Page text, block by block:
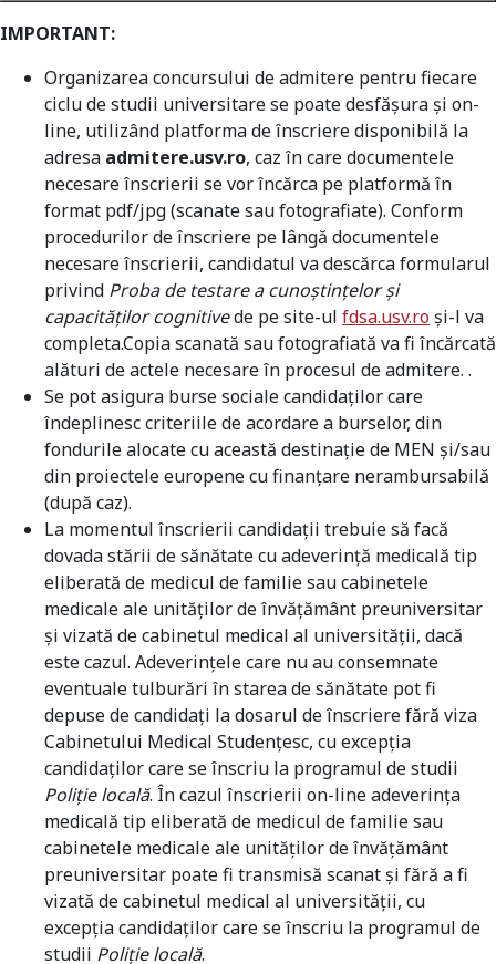
IMPORTANT:
Organizarea concursului de admitere pentru fiecare
ciclu de studii universitare se poate desfășura și on-
line, utilizând platforma de înscriere disponibilă la
adresa admitere.usv.ro, caz în care documentele
necesare înscrierii se vor încărca pe platformă în
format pdf/jpg (scanate sau fotografiate). Conform
procedurilor de înscriere pe lângă documentele
necesare înscrierii, candidatul va descărca formularul
privind Proba de testare a cunoştinţelor şi
capacităţilor cognitivede pe site-ul fdsa.usv.ro și-l va
completa.Copia scanată sau fotografiată va fi încărcată
alături de actele necesare în procesul de admitere. .
Se pot asigura burse sociale candidaţilor care
îndeplinesc criteriile de acordare a burselor, din
fondurile alocate cu această destinaţie de MEN şi/sau
din proiectele europene cu finanţare nerambursabilă
(după caz).
La momentul înscrierii candidații trebuie să facă
dovada stării de sănătate cu adeverinţă medicală tip
eliberată de medicul de familie sau cabinetele
medicale ale unităţilor de învăţământ preuniversitar
şi vizată de cabinetul medical al universităţii, dacă
este cazul. Adeverinţele care nu au consemnate
eventuale tulburări în starea de sănătate pot fi
depuse de candidaţi la dosarul de înscriere fără viza
Cabinetului Medical Studenţesc, cu excepţia
candidaţilor care se înscriu la programul de studii
Poliție locală. În cazul înscrierii on-line adeverința
medicală tip eliberată de medicul de familie sau
cabinetele medicale ale unităților de învățământ
preuniversitar poate fi transmisă scanat și fără a fi
vizată de cabinetul medical al universității, cu
excepţia candidaţilor care se înscriu la programul de
studii Poliție locală.